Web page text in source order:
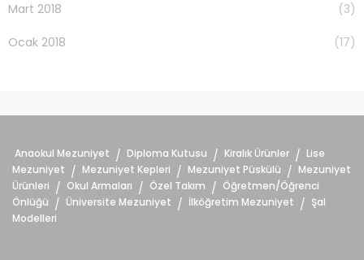
Mart 2018 (3)
Ocak 2018 (17)
Anaokul Mezuniyet / Diploma Kutusu / Kiralık Ürünler / Lise
Mezuniyet / Mezuniyet Kepleri / Mezuniyet Püskülü / Mezuniyet
Ürünleri / Okul Armaları / Özel Takım / Öğretmen/Öğrenci
Önlüğü / Üniversite Mezuniyet / İlköğretim Mezuniyet / Şal
Modelleri